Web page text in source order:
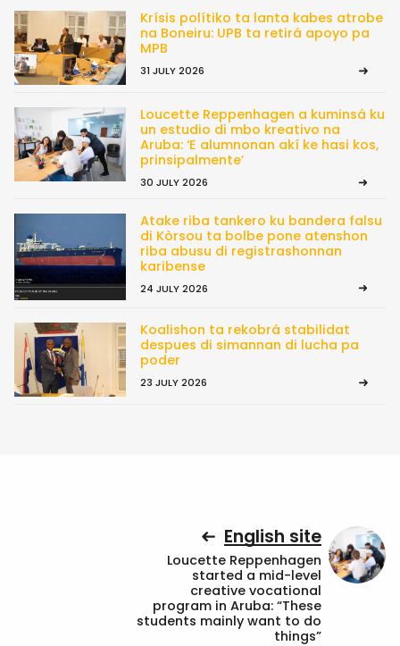
Krísis polítiko ta lanta kabes atrobe
na Boneiru: UPB ta retirá apoyo pa
MPB
31 JULY 2026
Loucette Reppenhagen a kuminsá ku
un estudio di mbo kreativo na
Aruba: ‘E alumnonan akí ke hasi kos,
prinsipalmente’
30 JULY 2026
Atake riba tankero ku bandera falsu
di Kòrsou ta bolbe pone atenshon
riba abusu di registrashonnan
karibense
24 JULY 2026
Koalishon ta rekobrá stabilidat
despues di simannan di lucha pa
poder
23 JULY 2026
English site
Loucette Reppenhagen
started a mid-level
creative vocational
program in Aruba: “These
students mainly want to do
things”